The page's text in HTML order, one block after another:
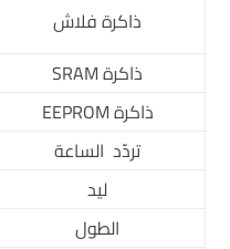
ذاكرة فلاش
ذاكرة SRAM
ذاكرة EEPROM
تردّد الساعة
ليد
الطول